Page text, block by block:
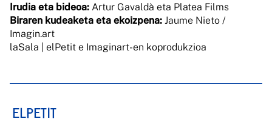
Irudia eta bideoa: Artur Gavaldà eta Platea Films
Biraren kudeaketa eta ekoizpena: Jaume Nieto /
Imagin.art
laSala | elPetit e Imaginart-en koprodukzioa
ELPETIT